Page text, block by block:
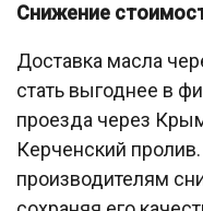
Снижение
Доставка масла
стать выгоднее в
проезда через
Керченский
производителям